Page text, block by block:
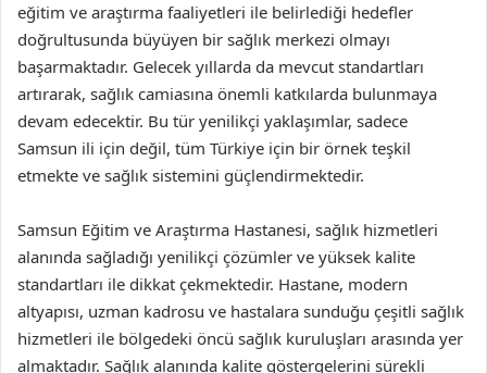
eğitim ve araştırma faaliyetleri ile belirlediği hedefler
doğrultusunda büyüyen bir sağlık merkezi olmayı
başarmaktadır. Gelecek yıllarda da mevcut standartları
artırarak, sağlık camiasına önemli katkılarda bulunmaya
devam edecektir. Bu tür yenilikçi yaklaşımlar, sadece
Samsun ili için değil, tüm Türkiye için bir örnek teşkil
etmekte ve sağlık sistemini güçlendirmektedir.
Samsun Eğitim ve Araştırma Hastanesi, sağlık hizmetleri
alanında sağladığı yenilikçi çözümler ve yüksek kalite
standartları ile dikkat çekmektedir. Hastane, modern
altyapısı, uzman kadrosu ve hastalara sunduğu çeşitli sağlık
hizmetleri ile bölgedeki öncü sağlık kuruluşları arasında yer
almaktadır. Sağlık alanında kalite göstergelerini sürekli